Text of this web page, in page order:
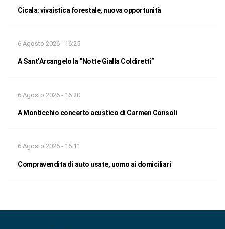
Cicala: vivaistica forestale, nuova opportunità
6 Agosto 2026 - 16:25
A Sant’Arcangelo la “Notte Gialla Coldiretti”
6 Agosto 2026 - 16:20
A Monticchio concerto acustico di Carmen Consoli
6 Agosto 2026 - 16:11
Compravendita di auto usate, uomo ai domiciliari